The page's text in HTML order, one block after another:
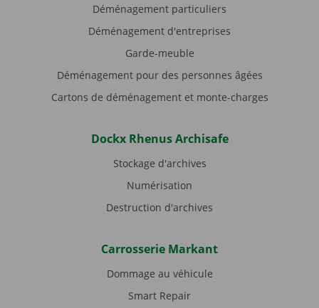
Déménagement particuliers
Déménagement d'entreprises
Garde-meuble
Déménagement pour des personnes âgées
Cartons de déménagement et monte-charges
Dockx Rhenus Archisafe
Stockage d'archives
Numérisation
Destruction d'archives
Carrosserie Markant
Dommage au véhicule
Smart Repair